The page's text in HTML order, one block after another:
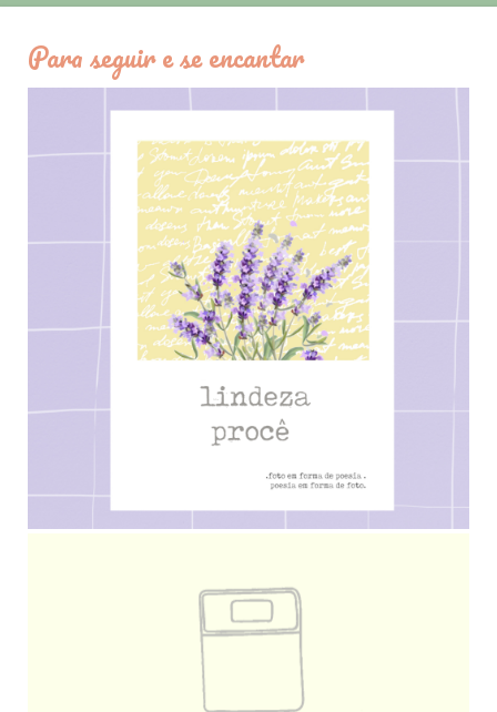
Para seguir e se encantar